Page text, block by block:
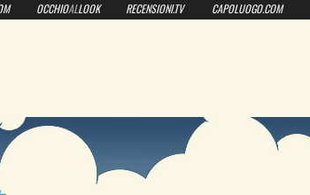
ilmeteo24ore.it
OCCHIOALLOOK RECENSIONI.TV CAPOLUOGO.COM